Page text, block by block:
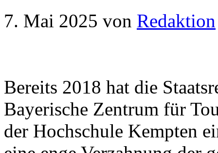
7. Mai 2025 von Redaktion
Bereits 2018 hat die
Bayerische Zentrum für
der Hochschule Kempten